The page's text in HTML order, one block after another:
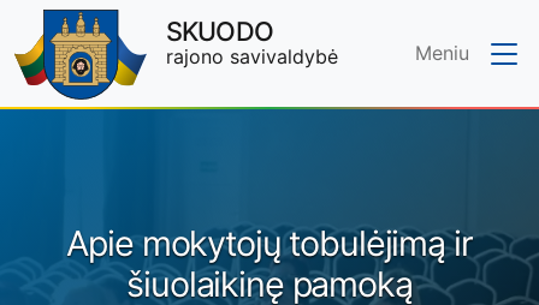
Skip to main content
SKUODO
rajono savivaldybė Meniu
Apie mokytojų tobulėjimą ir
šiuolaikinę pamoką